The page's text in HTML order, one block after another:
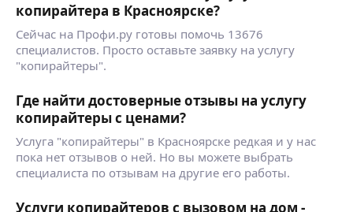
копирайтера в Красноярске?
Сейчас на Профи.ру готовы помочь 13676
специалистов. Просто оставьте заявку на услугу
"копирайтеры".
Где найти достоверные отзывы на услугу
копирайтеры с ценами?
Услуга "копирайтеры" в Красноярске редкая и у нас
пока нет отзывов о ней. Но вы можете выбрать
специалиста по отзывам на другие его работы.
Услуги копирайтеров с вызовом на дом -